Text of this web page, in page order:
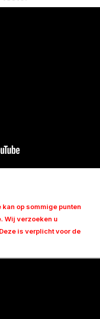
op sommige punten
Wij verzoeken u
is verplicht voor de